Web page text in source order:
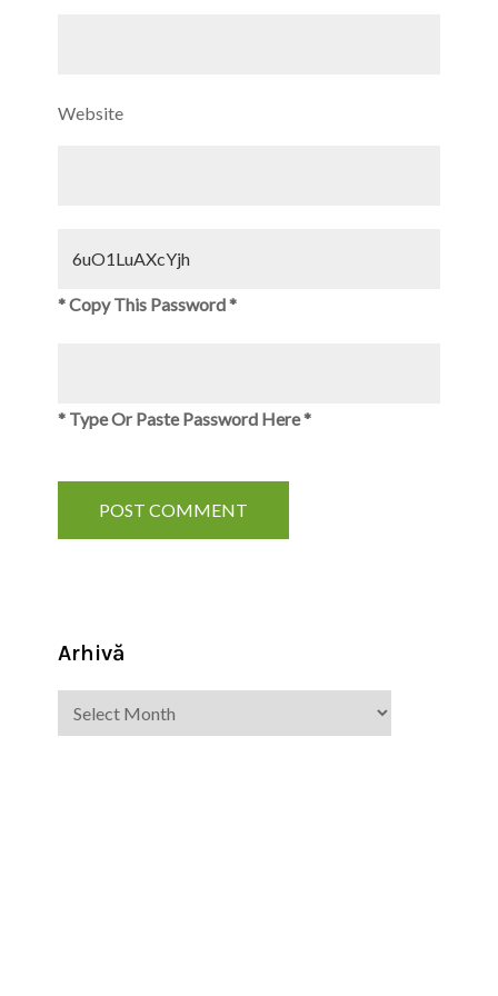
Website
* Copy This Password *
* Type Or Paste Password Here *
Arhivă
Arhivă